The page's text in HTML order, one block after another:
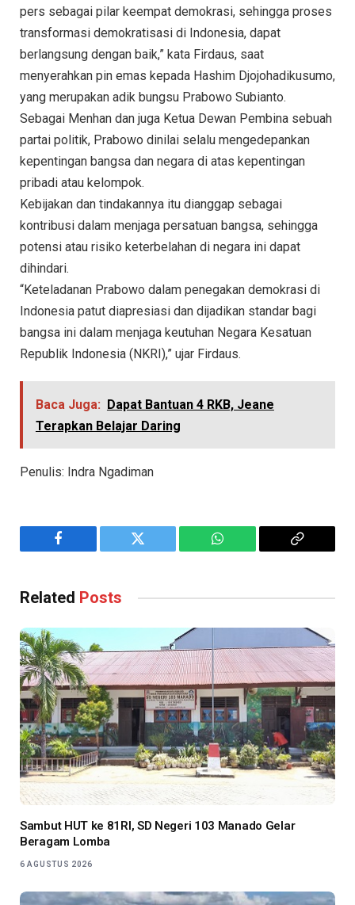
pers sebagai pilar keempat demokrasi, sehingga proses
transformasi demokratisasi di Indonesia, dapat
berlangsung dengan baik,” kata Firdaus, saat
menyerahkan pin emas kepada Hashim Djojohadikusumo,
yang merupakan adik bungsu Prabowo Subianto.
Sebagai Menhan dan juga Ketua Dewan Pembina sebuah
partai politik, Prabowo dinilai selalu mengedepankan
kepentingan bangsa dan negara di atas kepentingan
pribadi atau kelompok.
Kebijakan dan tindakannya itu dianggap sebagai
kontribusi dalam menjaga persatuan bangsa, sehingga
potensi atau risiko keterbelahan di negara ini dapat
dihindari.
“Keteladanan Prabowo dalam penegakan demokrasi di
Indonesia patut diapresiasi dan dijadikan standar bagi
bangsa ini dalam menjaga keutuhan Negara Kesatuan
Republik Indonesia (NKRI),” ujar Firdaus.
Baca Juga: Dapat Bantuan 4 RKB, Jeane
Terapkan Belajar Daring
Penulis: Indra Ngadiman
Facebook Twitter WhatsApp
Copy
Related Posts
Sambut HUT ke 81RI, SD Negeri 103 Manado Gelar
Beragam Lomba
6 AGUSTUS 2026